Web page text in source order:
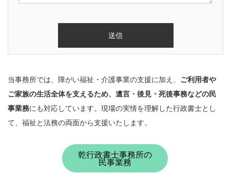
当事務所では、障がい福祉・介護事業の支援に加え、 ご利用者や
ご家族の生活全体を支えるため、遺言・後見・死後事務などの民
事業務にも対応しています。現場の実情を理解した行政書士とし
て、福祉と法務の両面から支援いたします。
乾行政書士事務所の
民事業務